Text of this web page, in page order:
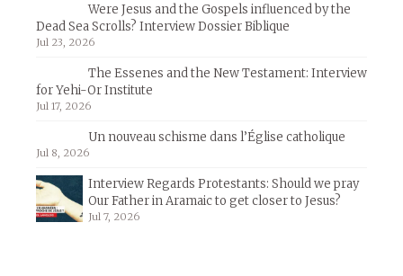
Were Jesus and the Gospels influenced by the
Dead Sea Scrolls? Interview Dossier Biblique
Jul 23, 2026
The Essenes and the New Testament: Interview
for Yehi-Or Institute
Jul 17, 2026
Un nouveau schisme dans l’Église catholique
Jul 8, 2026
Interview Regards Protestants: Should we pray
Our Father in Aramaic to get closer to Jesus?
Jul 7, 2026